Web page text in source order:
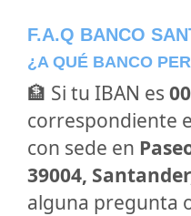
F.A.Q BANCO
¿A QUÉ BANCO
🏦 Si tu IBAN es
correspondiente
con sede en
39004,
alguna pregunta